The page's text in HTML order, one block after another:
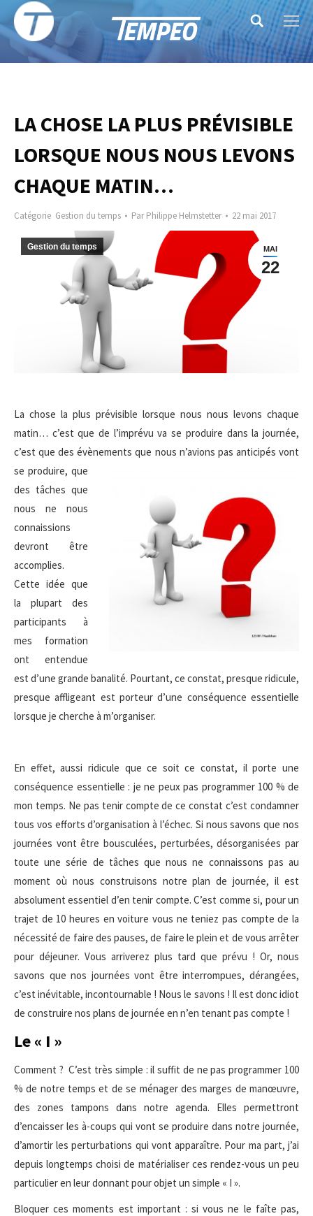
Search:
LA CHOSE LA PLUS PRÉVISIBLE
LORSQUE NOUS NOUS LEVONS
CHAQUE MATIN…
Catégorie Gestion du temps ParPhilippe Helmstetter 22 mai 2017
MAI
22
Gestion du temps
La chose la plus prévisible lorsque nous nous levons chaque
matin… c’est que de l’imprévu va se produire dans la journée,
c’est que des évènements que nous n’avions pas anticipés vont
se produire, que
des tâches que
nous ne nous
connaissions
devront être
accomplies.
Cette idée que
la plupart des
participants à
mes formation
ont entendue
est d’une grande banalité. Pourtant, ce constat, presque ridicule,
presque affligeant est porteur d’une conséquence essentielle
lorsque je cherche à m’organiser.
En effet, aussi ridicule que ce soit ce constat, il porte une
conséquence essentielle : je ne peux pas programmer 100 % de
mon temps. Ne pas tenir compte de ce constat c’est condamner
tous vos efforts d’organisation à l’échec. Si nous savons que nos
journées vont être bousculées, perturbées, désorganisées par
toute une série de tâches que nous ne connaissons pas au
moment où nous construisons notre plan de journée, il est
absolument essentiel d’en tenir compte. C’est comme si, pour un
trajet de 10 heures en voiture vous ne teniez pas compte de la
nécessité de faire des pauses, de faire le plein et de vous arrêter
pour déjeuner. Vous arriverez plus tard que prévu ! Or, nous
savons que nos journées vont être interrompues, dérangées,
c’est inévitable, incontournable ! Nous le savons ! Il est donc idiot
de construire nos plans de journée en n’en tenant pas compte !
Le « I »
Comment ? C’est très simple : il suffit de ne pas programmer 100
% de notre temps et de se ménager des marges de manœuvre,
des zones tampons dans notre agenda. Elles permettront
d’encaisser les à-coups qui vont se produire dans notre journée,
d’amortir les perturbations qui vont apparaître. Pour ma part, j’ai
depuis longtemps choisi de matérialiser ces rendez-vous un peu
particulier en leur donnant pour objet un simple « I ».
Bloquer ces moments est important : si vous ne le faîte pas,